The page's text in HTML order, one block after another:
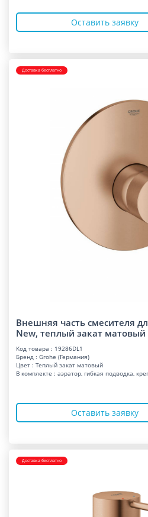
Оставить заявку
Доставка бесплатно
Внешняя часть смесителя
New, теплый закат матовый
Код товара : 19286DL1
Бренд : Grohe (Германия)
Цвет : Теплый закат матовый
В комплекте : аэратор, гибкая подводка,
Оставить заявку
Доставка бесплатно